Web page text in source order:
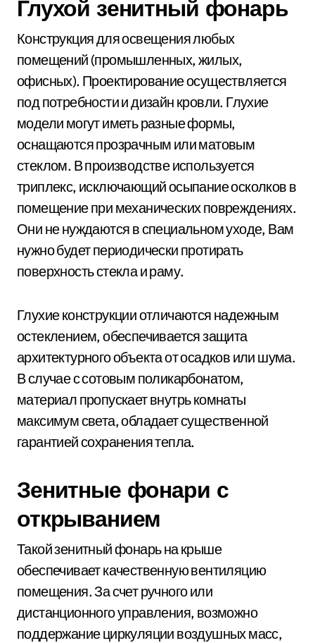
Глухой зенитный фонарь
Конструкция для освещения любых
помещений (промышленных, жилых,
офисных). Проектирование осуществляется
под потребности и дизайн кровли. Глухие
модели могут иметь разные формы,
оснащаются прозрачным или матовым
стеклом. В производстве используется
триплекс, исключающий осыпание осколков в
помещение при механических повреждениях.
Они не нуждаются в специальном уходе, Вам
нужно будет периодически протирать
поверхность стекла и раму.
Глухие конструкции отличаются надежным
остеклением, обеспечивается защита
архитектурного объекта от осадков или шума.
В случае с сотовым поликарбонатом,
материал пропускает внутрь комнаты
максимум света, обладает существенной
гарантией сохранения тепла.
Зенитные фонари с
открыванием
Такой зенитный фонарь на крыше
обеспечивает качественную вентиляцию
помещения. За счет ручного или
дистанционного управления, возможно
поддержание циркуляции воздушных масс,